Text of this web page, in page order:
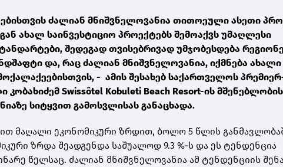
ძალიან მნიშვნელოვანია თითოეული ასეთი
ახალ საინვესტიციო პროექტებს შემოაქვს უმაღლესი
შედეგად თვისებრივად უმჯობესდება
და, რაც ძალიან მნიშვნელოვანია, იქმნება ახალი
- ამის შესახებ საქართველოს
კობახიძემ Swissôtel Kobuleti Beach Resort-ის მშენებლობის
სიტყვით გამოსვლისას განაცხადა.
მაღალი ეკონომიკური ზრდით, ბოლო 5 წლის
ზრდა შეადგენდა საშუალოდ 9.3 %-ს და ეს ტენდენცია
წელსაც. ძალიან მნიშვნელოვანია ამ ტენდენციის